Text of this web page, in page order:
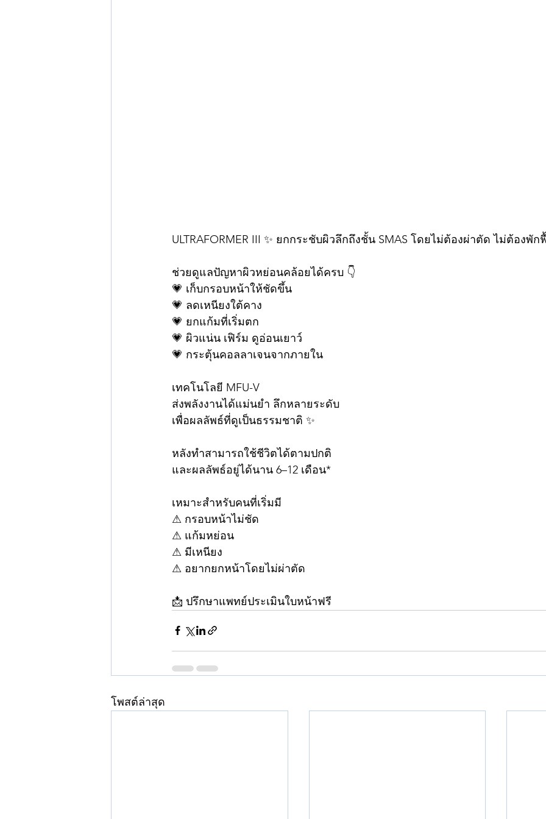
ULTRAFORMER III ✨ ยกกระชับผิวลึกถึงชั้น SMAS โดยไม่ต้องผ่าตัด ไม่ต้องพัก
ช่วยดูแลปัญหาผิวหย่อนคล้อยได้ครบ 👇
💗 เก็บกรอบหน้าให้ชัดขึ้น
💗 ลดเหนียงใต้คาง
💗 ยกแก้มที่เริ่มตก
💗 ผิวแน่น เฟิร์ม ดูอ่อนเยาว์
💗 กระตุ้นคอลลาเจนจากภายใน
เทคโนโลยี MFU-V
ส่งพลังงานได้แม่นยำ ลึกหลายระดับ
เพื่อผลลัพธ์ที่ดูเป็นธรรมชาติ ✨
หลังทำสามารถใช้ชีวิตได้ตามปกติ
และผลลัพธ์อยู่ได้นาน 6–12 เดือน*
เหมาะสำหรับคนที่เริ่มมี
⚠ กรอบหน้าไม่ชัด
⚠ แก้มหย่อน
⚠ มีเหนียง
⚠ อยากยกหน้าโดยไม่ผ่าตัด
📩 ปรึกษาแพทย์ประเมินใบหน้าฟรี
โพสต์ล่าสุด